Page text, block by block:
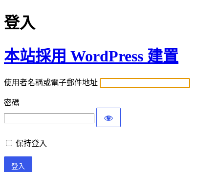
登入
本站採用 WordPress 建置
使用者名稱或電子郵件地址
密碼
保持登入